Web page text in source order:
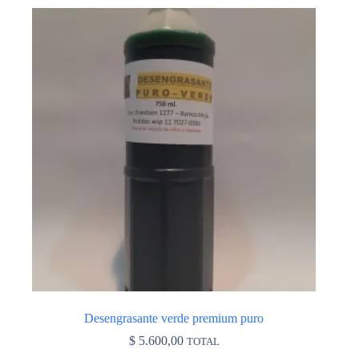
Desengrasante verde premium puro
$5.600,00 TOTAL
Este
producto
múltiples
variantes.
Las
opciones
se
pueden
elegir
la